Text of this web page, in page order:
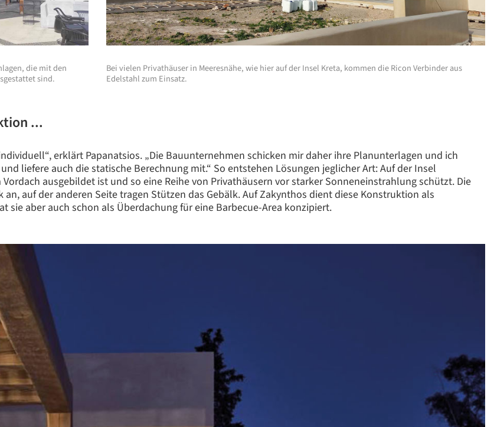
die mit den
sind.
Bei vielen Privathäuser in Meeresnähe, wie hier auf der Insel Kreta, kommen die Ricon Verbinder aus
Edelstahl zum Einsatz.
...
erklärt Papanatsios. „Die Bauunternehmen schicken mir daher ihre Planunterlagen und ich
liefere auch die statische Berechnung mit.“ So entstehen Lösungen jeglicher Art: Auf der Insel
ausgebildet ist und so eine Reihe von Privathäusern vor starker Sonneneinstrahlung schützt. Die
auf der anderen Seite tragen Stützen das Gebälk. Auf Zakynthos dient diese Konstruktion als
sie aber auch schon als Überdachung für eine Barbecue-Area konzipiert.